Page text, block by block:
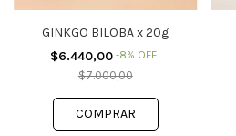
GINKGO BILOBA x 20g
$6.440,00-8% OFF
$7.000,00